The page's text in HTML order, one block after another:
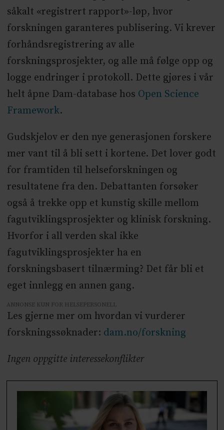
såkalt «registrert rapport»-løp, hvor
forskningen garanteres publisering. Vi krever
forhåndsregistrering av alle
forskningsprosjekter, og alle må følge opp og
logge endringer i protokoll. Dette gjøres i vår
helt åpne Dam-database hos Open Science
Framework.
Gudskjelov er den nye generasjonen forskere
mer vant til å bli sett i kortene. Det lover godt
for framtiden til helseforskningen og
resultatene fra den. Debattanten forsøker
også å trekke opp et kunstig skille mellom
fagutviklingsprosjekter og klinisk forskning.
Hvorfor i all verden skal ikke
fagutviklingsprosjekter ha en
forskningsbasert tilnærming? Det får bli et
eget innlegg en annen gang.
ANNONSE KUN FOR HELSEPERSONELL
Les gjerne mer om hvordan vi vurderer
forskningssøknader: dam.no/forskning
Ingen oppgitte interessekonflikter